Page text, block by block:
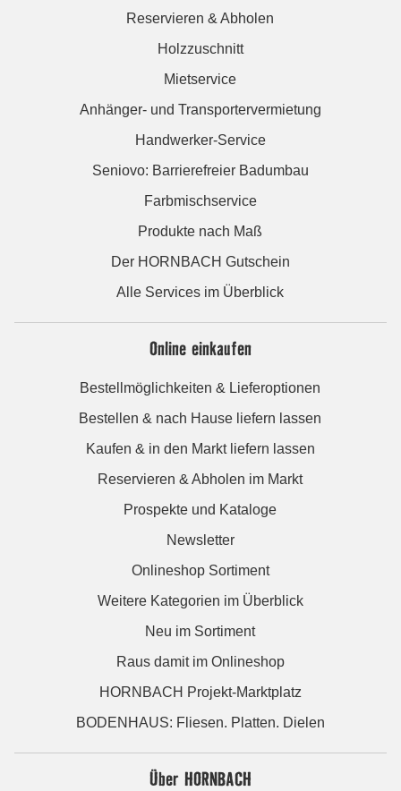
Reservieren & Abholen
Holzzuschnitt
Mietservice
Anhänger- und Transportervermietung
Handwerker-Service
Seniovo: Barrierefreier Badumbau
Farbmischservice
Produkte nach Maß
Der HORNBACH Gutschein
Alle Services im Überblick
Online einkaufen
Bestellmöglichkeiten & Lieferoptionen
Bestellen & nach Hause liefern lassen
Kaufen & in den Markt liefern lassen
Reservieren & Abholen im Markt
Prospekte und Kataloge
Newsletter
Onlineshop Sortiment
Weitere Kategorien im Überblick
Neu im Sortiment
Raus damit im Onlineshop
HORNBACH Projekt-Marktplatz
BODENHAUS: Fliesen. Platten. Dielen
Über HORNBACH